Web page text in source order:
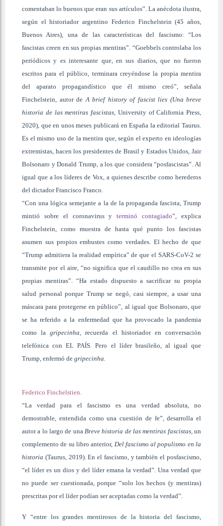
comentaban lo buenos que eran sus artículos”. La anécdota ilustra,
según el historiador argentino Federico Finchelstein (45 años,
Buenos Aires), una de las características del fascismo: “Los
fascistas creen en sus propias mentiras”. “Goebbels controlaba los
periódicos y es interesante que, en sus diarios, que no fueron
escritos para el público, terminara creyéndose la propia mentira
del aparato propagandístico que él mismo creó”, señala
Finchelstein, autor de A brief history of fascist lies (Una breve
historia de las mentiras fascistas, University of California Press,
2020), que en unos meses publicará en España la editorial Taurus.
Es el mismo uso de la mentira que, según el experto en ideologías
extremistas, hacen los presidentes de Brasil y Estados Unidos, Jair
Bolsonaro y Donald Trump, a los que considera “posfascistas”. Al
igual que a los líderes de Vox, a quienes describe como herederos
del dictador Francisco Franco.
“Con una lógica semejante a la de la propaganda fascista, Trump
mintió sobre el coronavirus yterminó contagiado”, explica
Finchelstein, como muestra de hasta qué punto los fascistas
asumen sus propios embustes como verdades. El hecho de que
“Trump admitiera la realidad empírica” de que el SARS-CoV-2 se
transmite por el aire, “no significa que el caudillo no crea en sus
propias mentiras”. “Ha estado dispuesto a sacrificar su propia
salud personal porque Trump se negó, casi siempre, a usar una
máscara para protegerse en público”, al igual que Bolsonaro, que
se ha referido a la enfermedad que ha provocado la pandemia
como lagripecinha,
recuerda el historiador en conversación
telefónica con EL PAÍS. Pero el líder brasileño, al igual que
Trump, enfermó de gripecinha.
Federico Finchelstien.
“La verdad para el fascismo es una verdad absoluta, no
demostrable, entendida como una cuestión de fe”, desarrolla el
autor a lo largo de una Breve historia de las mentiras fascistas, un
complemento de su libro anterior, Del fascismo al populismo en la
historia (Taurus, 2019). En el fascismo, y también el posfascismo,
“el líder es un dios y del líder emana la verdad”. Una verdad que
no puede ser cuestionada, porque “solo los hechos (y mentiras)
prescritas por el líder podían ser aceptadas como la verdad”.
Y “entre los grandes mentirosos de la historia del fascismo,